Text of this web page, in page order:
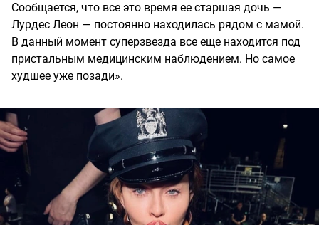
Сообщается, что все это время ее старшая дочь —
Лурдес Леон — постоянно находилась рядом с мамой.
В данный момент суперзвезда все еще находится под
пристальным медицинским наблюдением. Но самое
худшее уже позади».